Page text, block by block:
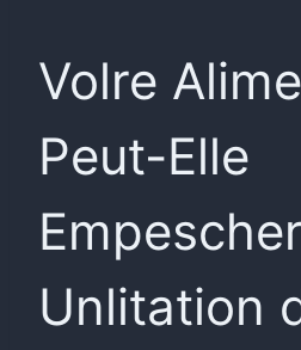
Volre
Peut-Elle
Empescher
Unlitation